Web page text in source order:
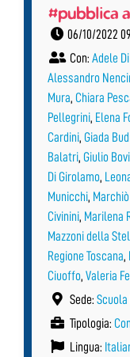
#pubblica
06/10/2022
Con: Adele
Alessandro
Mura, Chiara
Pellegrini, Elena
Cardini, Giada
Balatri, Giulio
Di Girolamo,
Municchi,
Civinini, Marilena
Mazzoni della
Regione Toscana,
Ciuoffo, Valeria
Sede:
Tipologia:
Lingua: